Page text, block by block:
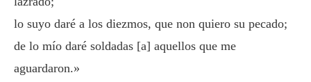
lo suyo daré a los diezmos, que non quiero su pecado;
de lo mío daré soldadas [a] aquellos que me
aguardaron.»